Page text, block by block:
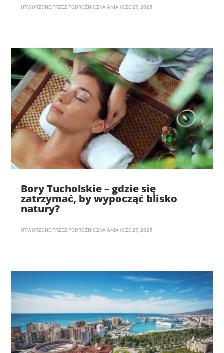
UTWORZONE PRZEZ PODRÓŻNICZKA ANIA |CZE 27, 2025
Bory Tucholskie – gdzie się
zatrzymać, by wypocząć blisko
natury?
UTWORZONE PRZEZ PODRÓŻNICZKA ANIA |CZE 27, 2025